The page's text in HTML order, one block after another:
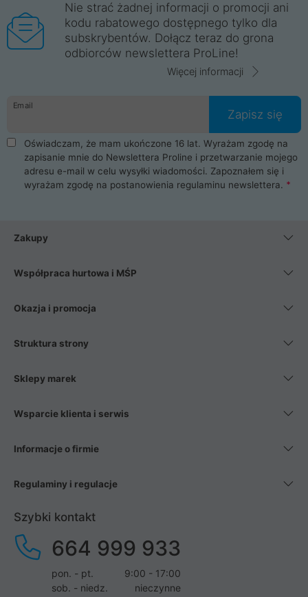
Nie strać żadnej informacji o promocji ani
kodu rabatowego dostępnego tylko dla
subskrybentów. Dołącz teraz do grona
odbiorców newslettera ProLine!
Więcej informacji
Email
Zapisz się
Oświadczam, że mam ukończone 16 lat. Wyrażam zgodę na
zapisanie mnie do Newslettera Proline i przetwarzanie mojego
adresu e-mail w celu wysyłki wiadomości. Zapoznałem się i
wyrażam zgodę na postanowienia regulaminu newslettera.
Zakupy
Współpraca hurtowa i MŚP
Okazja i promocja
Struktura strony
Sklepy marek
Wsparcie klienta i serwis
Informacje o firmie
Regulaminy i regulacje
Szybki kontakt
664 999 933
pon. - pt.
9:00 - 17:00
sob. - niedz.
nieczynne